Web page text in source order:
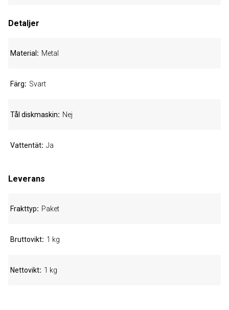
Detaljer
Material Metal
Färg Svart
Tål diskmaskin Nej
Vattentät Ja
Leverans
Frakttyp Paket
Bruttovikt 1 kg
Nettovikt 1 kg